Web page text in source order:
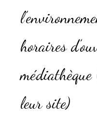
horaires
leur site)